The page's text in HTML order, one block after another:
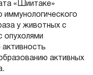
«Шиитаке»
иммунологического
у жи­вотных с
активных